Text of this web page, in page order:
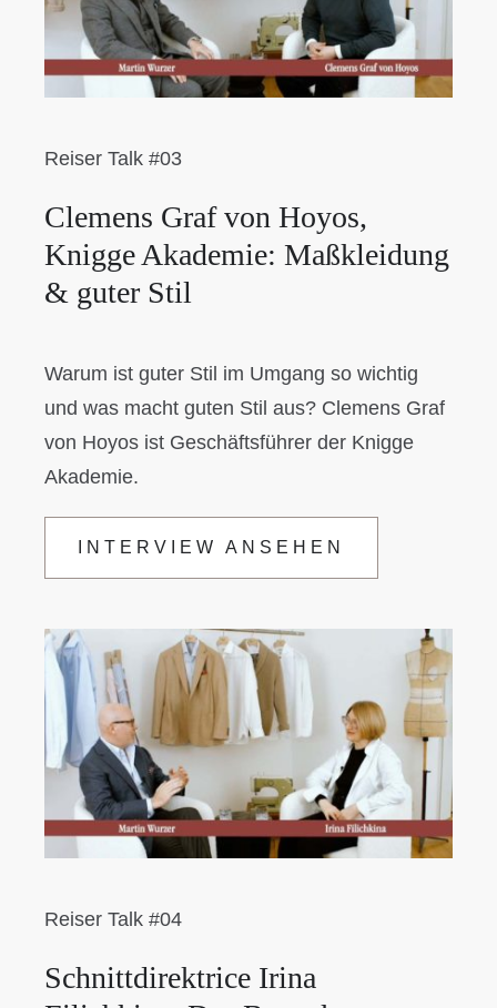
Reiser Talk #03
Clemens Graf von Hoyos,
Knigge Akademie: Maßkleidung
& guter Stil
Warum ist guter Stil im Umgang so wichtig
und was macht guten Stil aus? Clemens Graf
von Hoyos ist Geschäftsführer der Knigge
Akademie.
INTERVIEW ANSEHEN
Reiser Talk #04
Schnittdirektrice Irina